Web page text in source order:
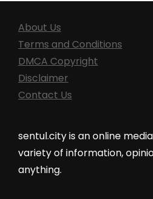
About Us
Terms and Conditions
DMCA Copyright
Disclaimer
Contact Us
sentul.city is an online
variety of information,
anything.